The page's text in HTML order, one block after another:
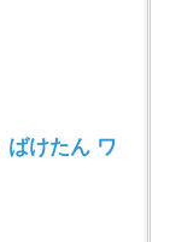
ばけたん ワ